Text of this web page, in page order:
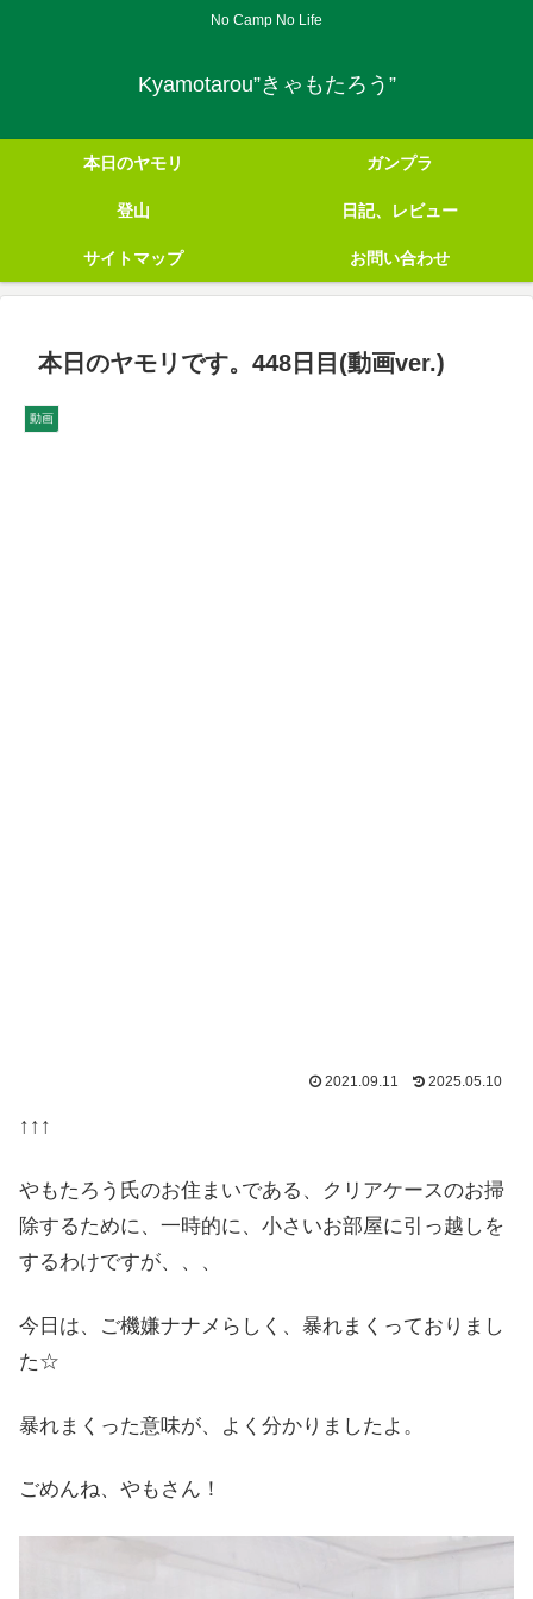
No Camp No Life
Kyamotarou”きゃもたろう”
本日のヤモリ ガンプラ
登山 日記、レビュー
サイトマップ お問い合わせ
本日のヤモリです。448日目(動画ver.)
動画
2021.09.11 2025.05.10
↑↑↑
やもたろう氏のお住まいである、クリアケースのお掃
除するために、一時的に、小さいお部屋に引っ越しを
するわけですが、、、
今日は、ご機嫌ナナメらしく、暴れまくっておりまし
た☆
暴れまくった意味が、よく分かりましたよ。
ごめんね、やもさん！